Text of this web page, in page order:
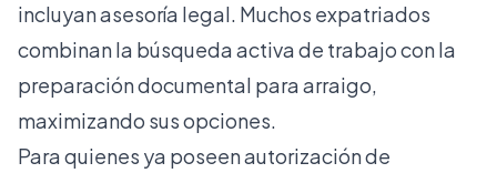
incluyan asesoría legal. Muchos expatriados
combinan la búsqueda activa de trabajo con la
preparación documental para arraigo,
maximizando sus opciones.
Para quienes ya poseen autorización de